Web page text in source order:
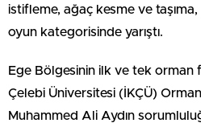
istifleme, ağaç kesme ve taşıma,
oyun kategorisinde yarıştı.
Ege Bölgesinin ilk ve tek orman
Çelebi Üniversitesi (İKÇÜ)
Muhammed Ali Aydın